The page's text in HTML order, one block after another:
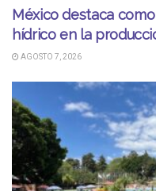
México destaca
hídrico en la
AGOSTO 7, 2026